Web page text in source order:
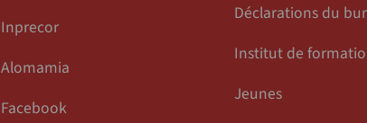
Inprecor
Alomamia
Facebook
Déclarations du
Institut de
Jeunes